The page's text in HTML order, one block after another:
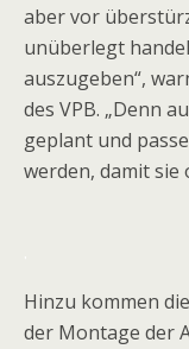
aber vor
unüberlegt
auszugeben“,
des VPB. „Denn
geplant und
werden, damit
Hinzu kommen
der Montage der